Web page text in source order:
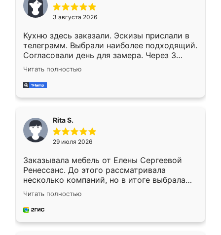
3 августа 2026
Кухню здесь заказали. Эскизы прислали в
телеграмм. Выбрали наиболее подходящий.
Согласовали день для замера. Через 3
недели кухня была уже готова. Остались
довольны работой. Спасибо Ренессанс
мебель за качественную работу!
Читать полностью
Rita S.
29 июля 2026
Заказывала мебель от Елены Сергеевой
Ренессанс. До этого рассматривала
несколько компаний, но в итоге выбрала
эту. Сначала обговорили условия, потом
приехал замерщик, всё спокойно объяснил
и снял размеры. Изготовили в срок, с
Читать полностью